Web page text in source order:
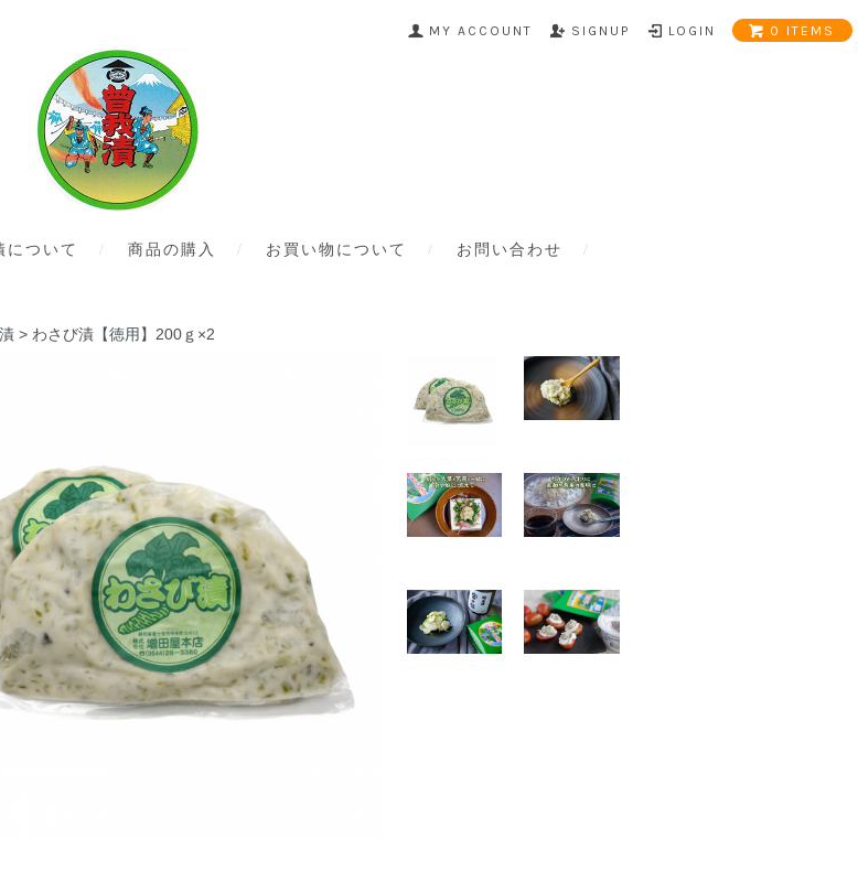
MY ACCOUNT SIGNUP LOGIN 0 ITEMS
について 商品の購入 お買い物について お問い合わせ
>わさび漬【徳用】200ｇ×2